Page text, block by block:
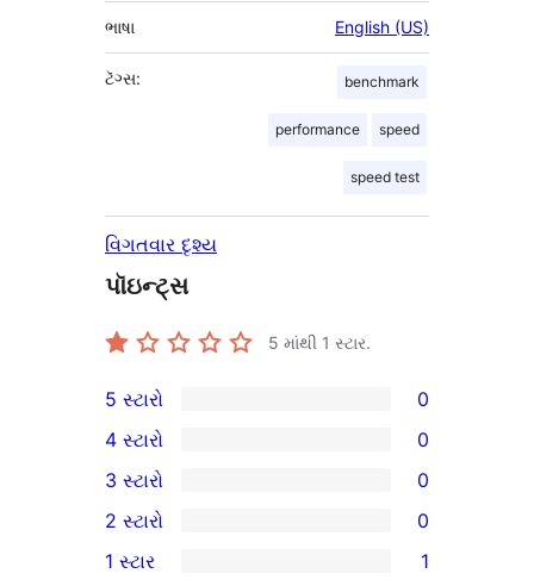
ભાષા English (US)
ટૅગ્સ: benchmark
performance speed
speed test
વિગતવાર દૃશ્ય
પૉઇન્ટ્સ
5 માંથી 1 સ્ટાર.
0
5-
સ્ટાર
સમીક્ષાઓ
5 સ્ટારો 0
4-
સ્ટાર
સમીક્ષાઓ
4 સ્ટારો 0
0
3-
સ્ટાર
3 સ્ટારો 0
2-
2 સ્ટારો 0
1 સ્ટાર 1